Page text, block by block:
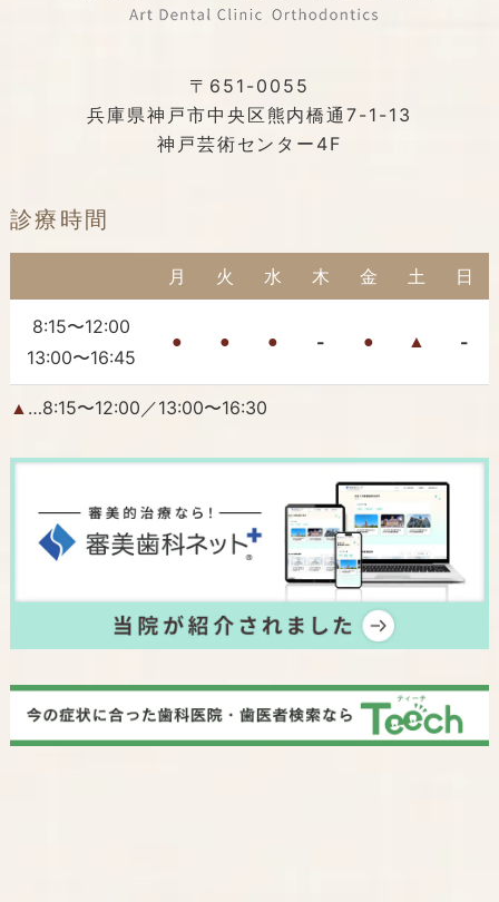
〒651-0055
兵庫県神戸市中央区熊内橋通7-1-13
神戸芸術センター4F
診療時間
月 火 水 木 金 土 日
8:15〜12:00
13:00〜16:45
● ● ● - ● ▲ -
▲ …8:15〜12:00／13:00〜16:30